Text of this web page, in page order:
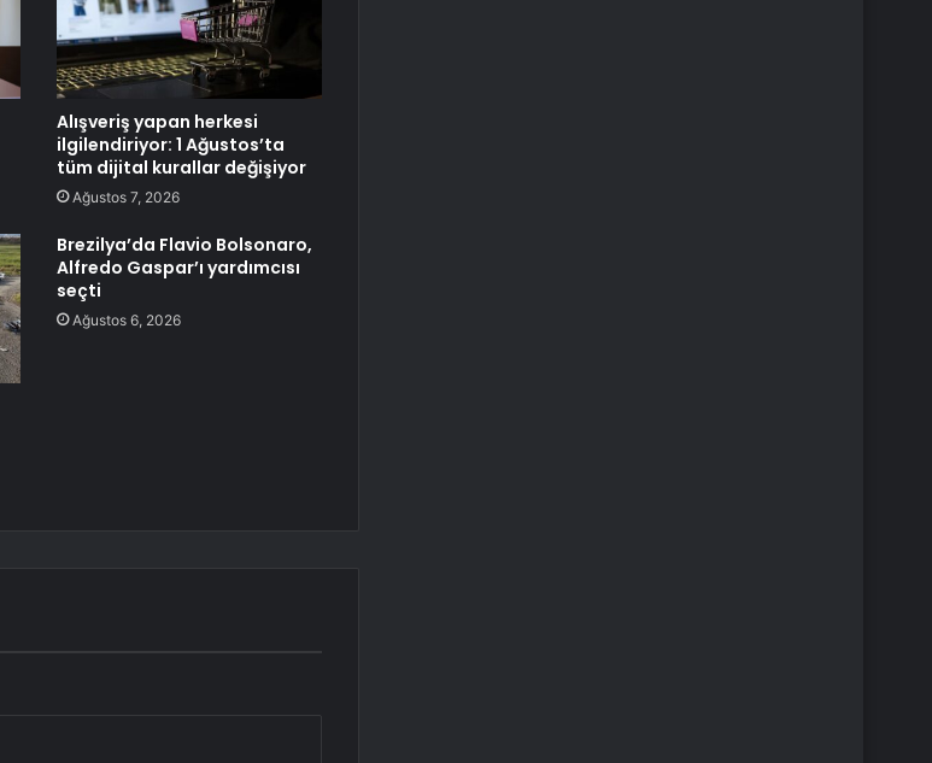
Alışveriş yapan herkesi
ilgilendiriyor: 1 Ağustos’ta
tüm dijital kurallar değişiyor
Ağustos 7, 2026
Brezilya’da Flavio Bolsonaro,
Alfredo Gaspar’ı yardımcısı
seçti
Ağustos 6, 2026